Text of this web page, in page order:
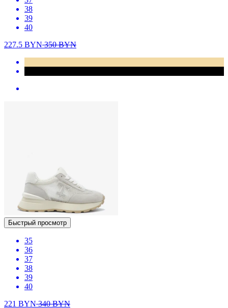
38
39
40
227.5 BYN350BYN
Быстрый просмотр
35
36
37
38
39
40
221 BYN340BYN